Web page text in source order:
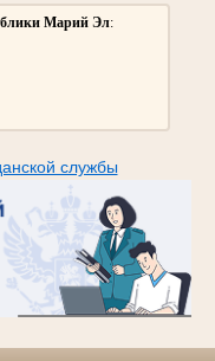
Марий Эл:
службы